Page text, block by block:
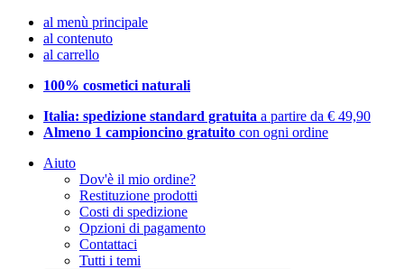
al menù principale
al contenuto
al carrello
100% cosmetici naturali
Italia: spedizione standard gratuita a partire da € 49,90
Almeno 1 campioncino gratuito con ogni ordine
Aiuto
Dov'è il mio ordine?
Restituzione prodotti
Costi di spedizione
Opzioni di pagamento
Contattaci
Tutti i temi